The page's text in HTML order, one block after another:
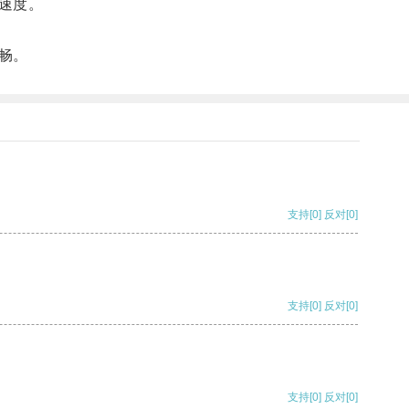
度。
。
支持[0] 反对[0]
支持[0] 反对[0]
支持[0] 反对[0]